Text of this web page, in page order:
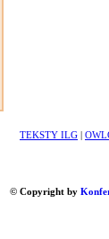
TEKSTY ILG
© Copyright by